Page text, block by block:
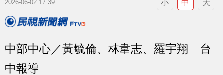
2026-06-02 17:39 小 中 大
中部中心／黃毓倫、林韋志、羅宇翔 台
中報導